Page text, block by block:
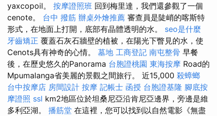
yaxcopoil。 按摩證照班 回到梅里達，我們還參觀了一個
cenote。 台中 撥筋 辦桌外燴推薦 審查員是陡峭的喀斯特
形式，在地面上打開，底部有晶體透明的水。 seo是什麼
牙齒矯正 覆蓋石灰石牆壁的植被，在陽光下瞥見的水，使
Cenots具有神奇的心情。 墓地 工商登記 南屯整骨 早餐
後，在歷史悠久的Panorama 台胞證桃園 東海按摩 Road的
Mpumalanga省美麗的景觀之間旅行。 近15,000 殺蟑螂
台中按摩店 房間設計 按摩 記帳士 函授 台胞證基隆 腳底按
摩證照 ssl km2地區位於坦桑尼亞沿肯尼亞邊界，旁邊是維
多利亞湖。 播筋堂 在這裡，您可以找到以自然電影《無盡